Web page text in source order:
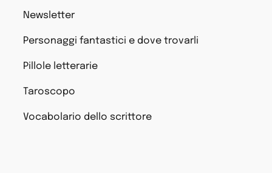
Newsletter
Personaggi fantastici e dove trovarli
Pillole letterarie
Taroscopo
Vocabolario dello scrittore